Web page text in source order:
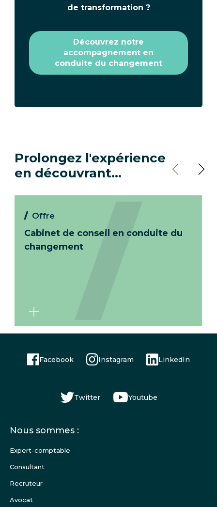
de transformation ?
Découvrez notre
accompagnement en
conduite du changement
Prolongez l'expérience
en découvrant…
Offre
Cabinet de conseil en conduite du
changement
Facebook Instagram LinkedIn
Twitter Youtube
Menu
de
Nous sommes :
Expert-comptable
Consultant
Recruteur
Avocat